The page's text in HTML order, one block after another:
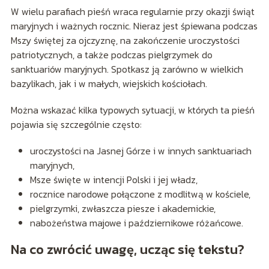
W wielu parafiach pieśń wraca regularnie przy okazji świąt
maryjnych i ważnych rocznic. Nieraz jest śpiewana podczas
Mszy świętej za ojczyznę, na zakończenie uroczystości
patriotycznych, a także podczas pielgrzymek do
sanktuariów maryjnych. Spotkasz ją zarówno w wielkich
bazylikach, jak i w małych, wiejskich kościołach.
Można wskazać kilka typowych sytuacji, w których ta pieśń
pojawia się szczególnie często:
uroczystości na Jasnej Górze i w innych sanktuariach
maryjnych,
Msze święte w intencji Polski i jej władz,
rocznice narodowe połączone z modlitwą w kościele,
pielgrzymki, zwłaszcza piesze i akademickie,
nabożeństwa majowe i październikowe różańcowe.
Na co zwrócić uwagę, ucząc się tekstu?